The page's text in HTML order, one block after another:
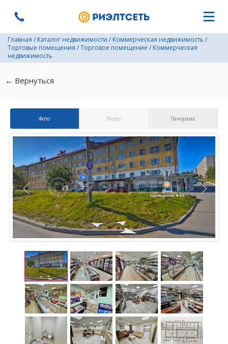
Главная / Каталог недвижимости / Коммерческая недвижимость /
Торговые помещения /Торговое помещение / Коммерческая
недвижимость
← Вернуться
Фото Видео Панорама